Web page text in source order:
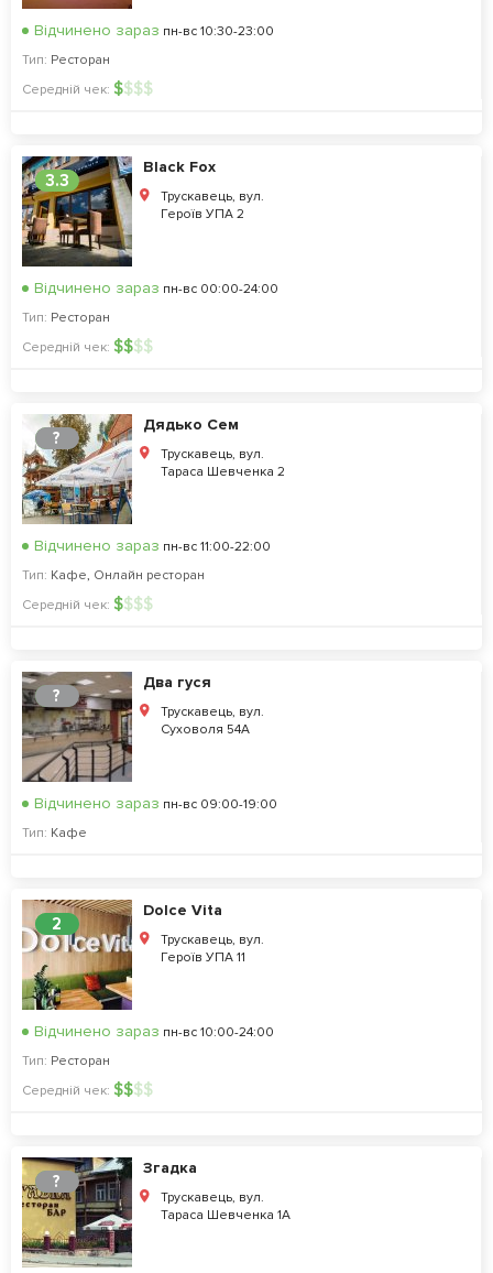
Відчинено зараз пн-вс 10:30-23:00
Тип: Ресторан
Середній чек: $$$$
3.3
Black Fox
Трускавець, вул.
Героїв УПА 2
Відчинено зараз пн-вс 00:00-24:00
Тип: Ресторан
Середній чек: $$$$
?
Дядько Сем
Трускавець, вул.
Тараса Шевченка 2
Відчинено зараз пн-вс 11:00-22:00
Тип: Кафе, Онлайн ресторан
Середній чек: $$$$
?
Два гуся
Трускавець, вул.
Суховоля 54А
Відчинено зараз пн-вс 09:00-19:00
Тип: Кафе
2
Dolce Vita
Трускавець, вул.
Героїв УПА 11
Відчинено зараз пн-вс 10:00-24:00
Тип: Ресторан
Середній чек: $$$$
?
Згадка
Трускавець, вул.
Тараса Шевченка 1А